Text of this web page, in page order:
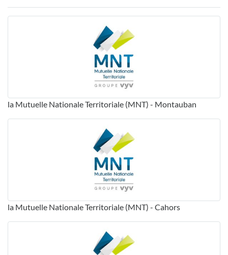
la Mutuelle Nationale Territoriale (MNT) - Montauban
la Mutuelle Nationale Territoriale (MNT) - Cahors